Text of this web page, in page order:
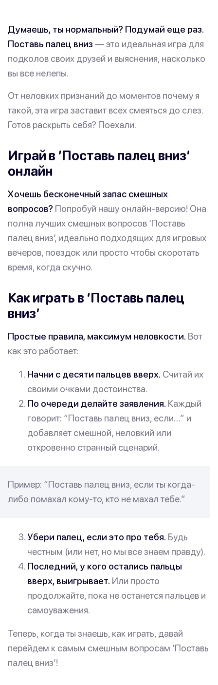
Думаешь, ты нормальный? Подумай еще раз.
Поставь палец вниз — это идеальная игра для
подколов своих друзей и выяснения, насколько
вы все нелепы.
От неловких признаний до моментов почему я
такой, эта игра заставит всех смеяться до слез.
Готов раскрыть себя? Поехали.
Играй в ‘Поставь палец вниз’
онлайн
Хочешь бесконечный запас смешных
вопросов? Попробуй нашу онлайн-версию! Она
полна лучших смешных вопросов ‘Поставь
палец вниз’, идеально подходящих для игровых
вечеров, поездок или просто чтобы скоротать
время, когда скучно.
Как играть в ‘Поставь палец
вниз’
Простые правила, максимум неловкости. Вот
как это работает:
Начни с десяти пальцев вверх. Считай их
своими очками достоинства.
По очереди делайте заявления. Каждый
говорит: “Поставь палец вниз, если…” и
добавляет смешной, неловкий или
откровенно странный сценарий.
Пример: “Поставь палец вниз, если ты когда-
либо помахал кому-то, кто не махал тебе.”
Убери палец, если это про тебя. Будь
честным (или нет, но мы все знаем правду).
Последний, у кого остались пальцы
вверх, выигрывает. Или просто
продолжайте, пока не останется пальцев и
самоуважения.
Теперь, когда ты знаешь, как играть, давай
перейдем к самым смешным вопросам ‘Поставь
палец вниз’!